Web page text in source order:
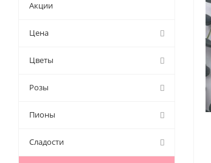
Акции
Цена
Цветы
Розы
Пионы
Сладости